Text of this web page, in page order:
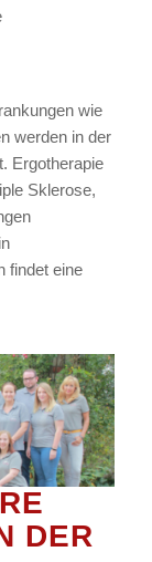
wie
werden in der
Ergotherapie
Sklerose,
findet eine
DER